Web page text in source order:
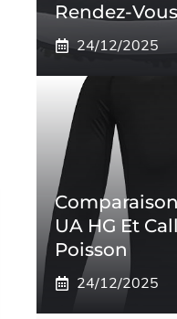
Rendez-
24/12/2025
UA HG Et
Poisson
24/12/2025